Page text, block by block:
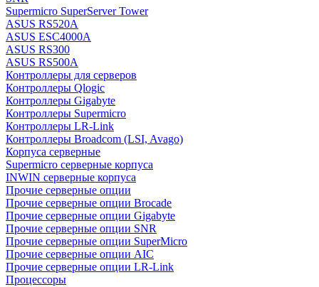
Supermicro SuperServer Tower
ASUS RS520A
ASUS ESC4000A
ASUS RS300
ASUS RS500A
Контроллеры для серверов
Контроллеры Qlogic
Контроллеры Gigabyte
Контроллеры Supermicro
Контроллеры LR-Link
Контроллеры Broadcom (LSI, Avago)
Корпуса серверные
Supermicro серверные корпуса
INWIN серверные корпуса
Прочие серверные опции
Прочие серверные опции Brocade
Прочие серверные опции Gigabyte
Прочие серверные опции SNR
Прочие серверные опции SuperMicro
Прочие серверные опции AIC
Прочие серверные опции LR-Link
Процессоры